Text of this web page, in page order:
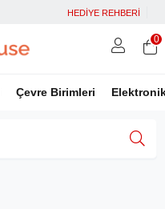
HEDİYE REHBERİ
Çevre Birimleri
0